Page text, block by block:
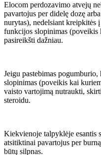
Elocom perdozavimo atvejų
pavartojus per didelę dozę
nurytas), nedelsiant kreipkitės
funkcijos slopinimas (poveikis
pasireikšti dažniau.
Jeigu pastebimas
slopinimas (poveikis kai
vaisto vartojimą nutraukti,
steroidu.
Kiekvienoje talpyklėje esantis
atsitiktinai pavartojus per
būtų silpnas.